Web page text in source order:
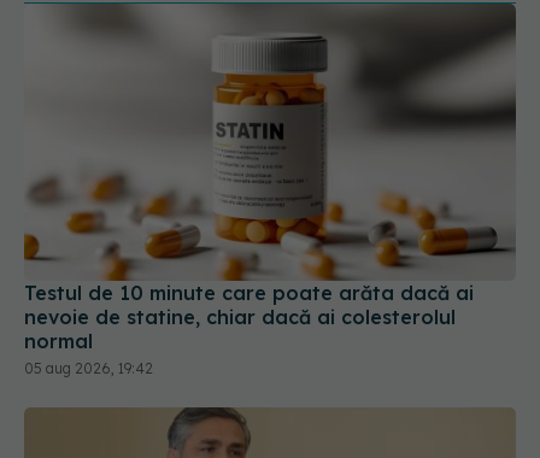
Testul de 10 minute care poate arăta dacă ai
nevoie de statine, chiar dacă ai colesterolul
normal
05 aug 2026, 19:42